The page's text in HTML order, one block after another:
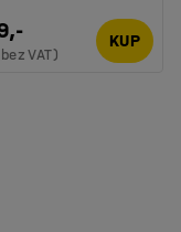
VAT)
KUP